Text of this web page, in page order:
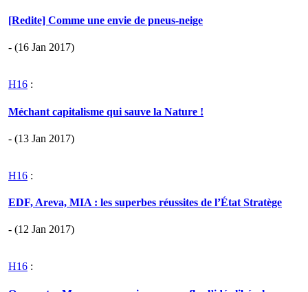
[Redite] Comme une envie de pneus-neige
- (16 Jan 2017)
H16 :
Méchant capitalisme qui sauve la Nature !
- (13 Jan 2017)
H16 :
EDF, Areva, MIA : les superbes réussites de l’État Stratège
- (12 Jan 2017)
H16 :